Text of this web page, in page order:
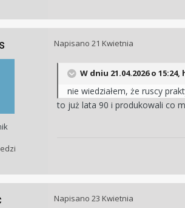
Napisano 21 Kwietnia
W dniu 21.04.2026 o 15:24,
nie wiedziałem, że ruscy
to już lata 90 i produkowali co
Napisano 23 Kwietnia